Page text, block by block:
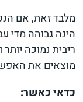
מלבד זאת, אם
הינה גבוהה מדי
ריבית נמוכה
מוצאים את
כדאי כאשר: